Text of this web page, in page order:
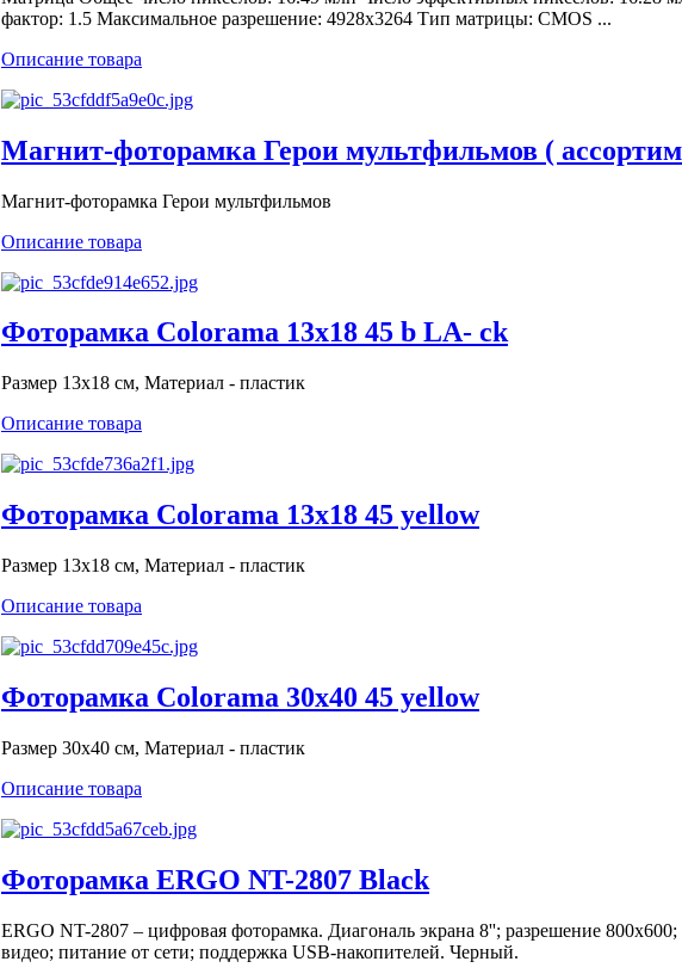
фактор: 1.5 Максимальное разрешение: 4928х3264 Тип матрицы: CMOS ...
Описание товара
Магнит-фоторамка Герои мультфильмов (
Магнит-фоторамка Герои мультфильмов
Описание товара
Фоторамка Colorama 13x18 45 b LA- ck
Размер 13x18 см, Материал - пластик
Описание товара
Фоторамка Colorama 13x18 45 yellow
Размер 13x18 см, Материал - пластик
Описание товара
Фоторамка Colorama 30x40 45 yellow
Размер 30х40 см, Материал - пластик
Описание товара
Фоторамка ERGO NT-2807 Black
ERGO NT-2807 – цифровая фоторамка. Диагональ экрана 8''; разрешение
видео; питание от сети; поддержка USB-накопителей. Черный.